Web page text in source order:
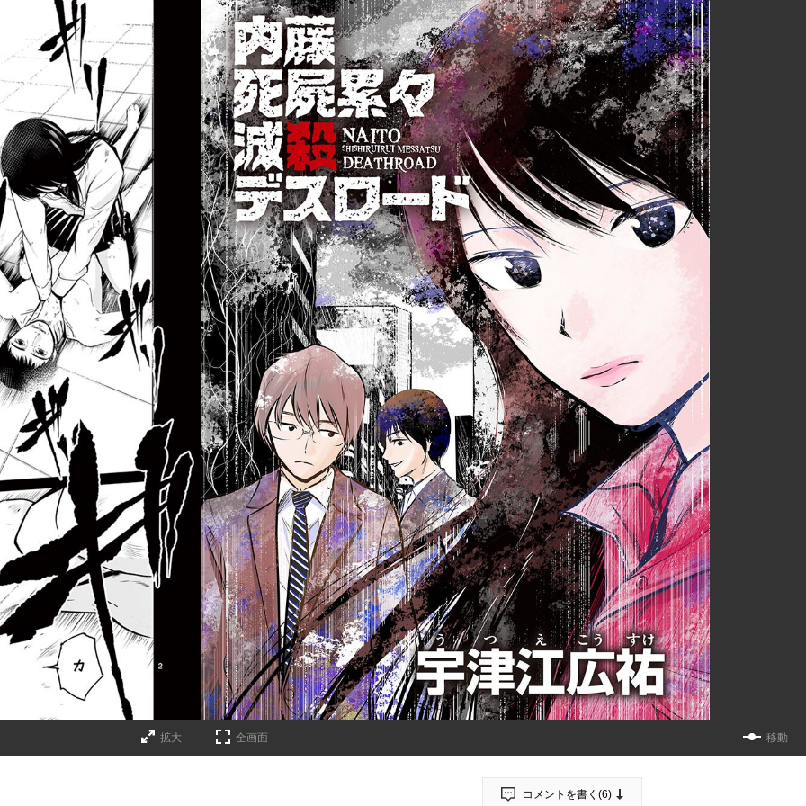
拡大 全画面 移動
コメントを書く(6)